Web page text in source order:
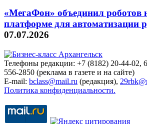
«МегаФон» объединил роботов
платформе для автоматизации
07.07.2026
Телефоны редакции: +7 (8182) 20-44-02,
556-2850 (реклама в газете и на сайте)
E-mail: bclass@mail.ru (редакция),
Политика конфиденциальности.